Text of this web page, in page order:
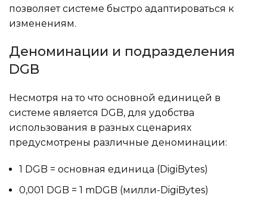
позволяет системе быстро адаптироваться к
изменениям.
Деноминации и подразделения
DGB
Несмотря на то что основной единицей в
системе является DGB, для удобства
использования в разных сценариях
предусмотрены различные деноминации:
1 DGB = основная единица (DigiBytes)
0,001 DGB = 1 mDGB (милли-DigiBytes)